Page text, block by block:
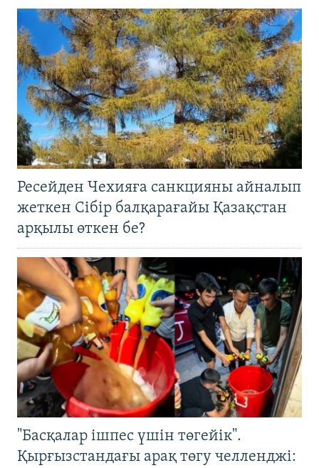
Ресейден Чехияға санкцияны айналып
жеткен Сібір балқарағайы Қазақстан
арқылы өткен бе?
"Басқалар ішпес үшін төгейік".
Қырғызстандағы арақ төгу челленджі: